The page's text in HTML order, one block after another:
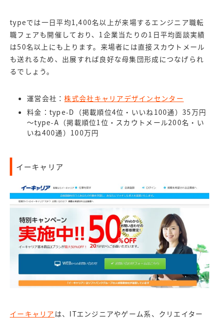
typeでは一日平均1,400名以上が来場するエンジニア職転
職フェアも開催しており、1企業当たりの1日平均面談実績
は50名以上にも上ります。来場者には直接スカウトメール
も送れるため、出展すれば良好な母集団形成につなげられ
るでしょう。
運営会社：株式会社キャリアデザインセンター
料金：type-D（掲載順位4位・いいね100通）35万円
～type-A（掲載順位1位・スカウトメール200名・い
いね400通）100万円
イーキャリア
イーキャリア は、ITエンジニアやゲーム系、クリエイター